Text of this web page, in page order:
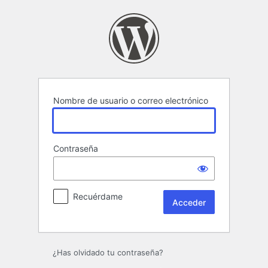
Nombre de usuario o correo electrónico
Contraseña
Recuérdame
¿Has olvidado tu contraseña?